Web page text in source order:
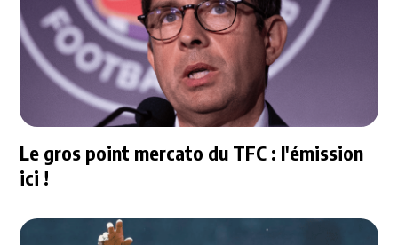
Le gros point mercato du TFC : l'émission
ici !